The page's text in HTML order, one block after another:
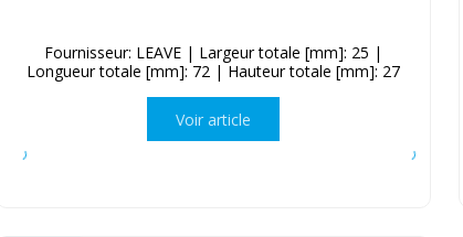
Fournisseur: LEAVE | Largeur totale [mm]: 25 |
Longueur totale [mm]: 72 | Hauteur totale [mm]: 27
Voir article